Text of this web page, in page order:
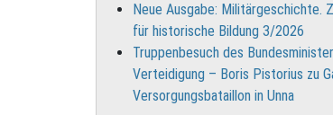
Neue Ausgabe: Militärgeschichte.
für historische Bildung 3/2026
Truppenbesuch des
Verteidigung – Boris Pistorius zu
Versorgungsbataillon in Unna